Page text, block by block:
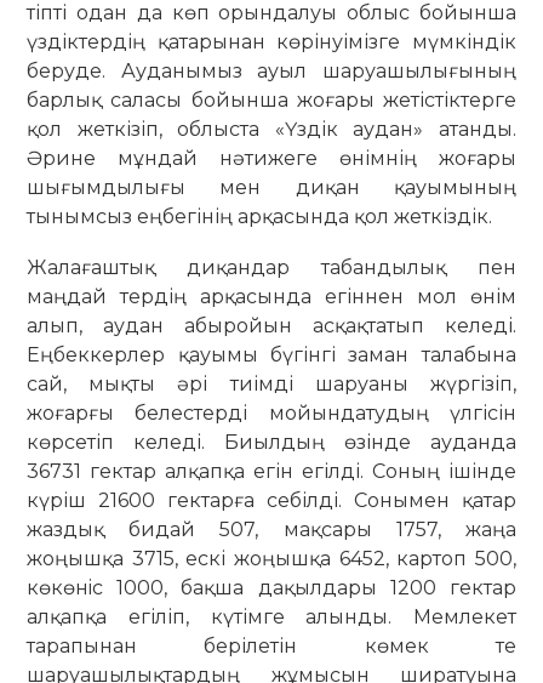
тіпті одан да көп орындалуы облыс бойынша
үздіктердің қатарынан көрінуімізге мүмкіндік
беруде. Ауданымыз ауыл шаруашылығының
барлық саласы бойынша жоғары жетістіктерге
қол жеткізіп, облыста «Үздік аудан» атанды.
Әрине мұндай нәтижеге өнімнің жоғары
шығымдылығы мен диқан қауымының
тынымсыз еңбегінің арқасында қол жеткіздік.
Жалағаштық диқандар табандылық пен
маңдай тердің арқасында егіннен мол өнім
алып, аудан абыройын асқақтатып келеді.
Еңбеккерлер қауымы бүгінгі заман талабына
сай, мықты әрі тиімді шаруаны жүргізіп,
жоғарғы белестерді мойындатудың үлгісін
көрсетіп келеді. Биылдың өзінде ауданда
36731 гектар алқапқа егін егілді. Соның ішінде
күріш 21600 гектарға себілді. Сонымен қатар
жаздық бидай 507, мақсары 1757, жаңа
жоңышқа 3715, ескі жоңышқа 6452, картоп 500,
көкөнiс 1000, бақша дақылдары 1200 гектар
алқапқа егіліп, күтімге алынды. Мемлекет
тарапынан берілетін көмек те
шаруашылықтардың жұмысын ширатуына